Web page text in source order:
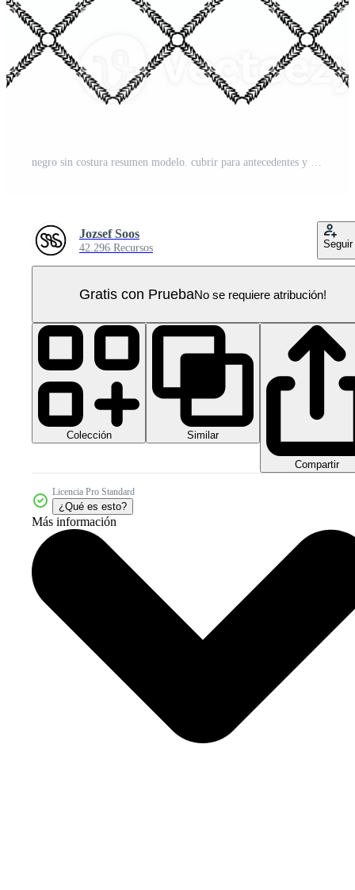
negro sin costura resumen modelo. cubrir para antecedentes y fondo. ornamental diseño. png gráfico ilustración con transparente antecedentes. PNG Pro
Jozsef Soos
42.296 Recursos Seguir
Gratis con PruebaNo se requiere atribución!
Colección Similar
Compartir
Licencia Pro Standard
¿Qué es esto?
Más información